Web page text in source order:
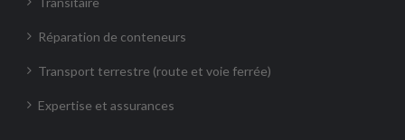
Réparation de conteneurs
Transport terrestre (route et voie ferrée)
Expertise et assurances